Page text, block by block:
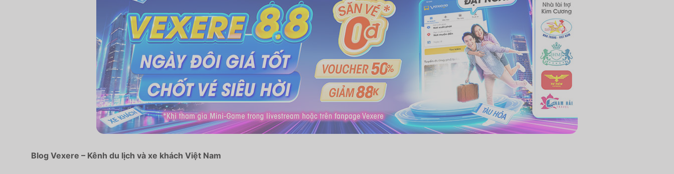
Blog Vexere – Kênh du lịch và xe khách Việt Nam